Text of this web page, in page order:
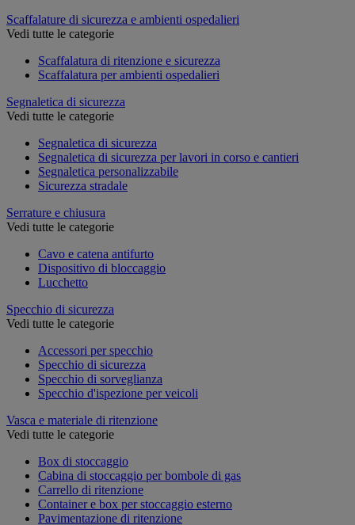
Scaffalature di sicurezza e ambienti ospedalieri
Vedi tutte le categorie
Scaffalatura di ritenzione e sicurezza
Scaffalatura per ambienti ospedalieri
Segnaletica di sicurezza
Vedi tutte le categorie
Segnaletica di sicurezza
Segnaletica di sicurezza per lavori in corso e cantieri
Segnaletica personalizzabile
Sicurezza stradale
Serrature e chiusura
Vedi tutte le categorie
Cavo e catena antifurto
Dispositivo di bloccaggio
Lucchetto
Specchio di sicurezza
Vedi tutte le categorie
Accessori per specchio
Specchio di sicurezza
Specchio di sorveglianza
Specchio d'ispezione per veicoli
Vasca e materiale di ritenzione
Vedi tutte le categorie
Box di stoccaggio
Cabina di stoccaggio per bombole di gas
Carrello di ritenzione
Container e box per stoccaggio esterno
Pavimentazione di ritenzione